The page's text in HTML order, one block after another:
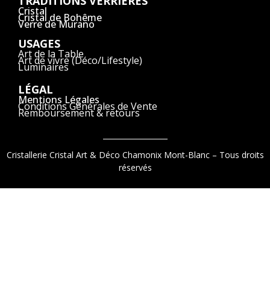
Cristal
Cristal de Bohême
Verre de Murano
USAGES
Art de la Table
Art de vivre (Déco/Lifestyle)
Luminaires
LÉGAL
Mentions Légales
Conditions Générales de Vente
Remboursement & retours
Cristallerie Cristal Art & Déco Chamonix Mont-Blanc – Tous droits
réservés